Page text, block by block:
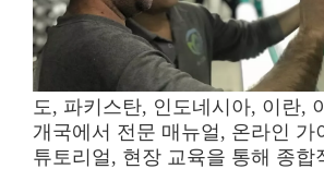
도, 파키스탄, 인도네시아, 이란,
개국에서 전문 매뉴얼, 온라인 가
튜토리얼, 현장 교육을 통해 종합